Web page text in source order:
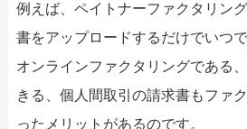
例えば、ペイトナーファクタリン
書をアップロードするだけでいつ
オンラインファクタリングである
きる、個人間取引の請求書もファ
ったメリットがあるのです。